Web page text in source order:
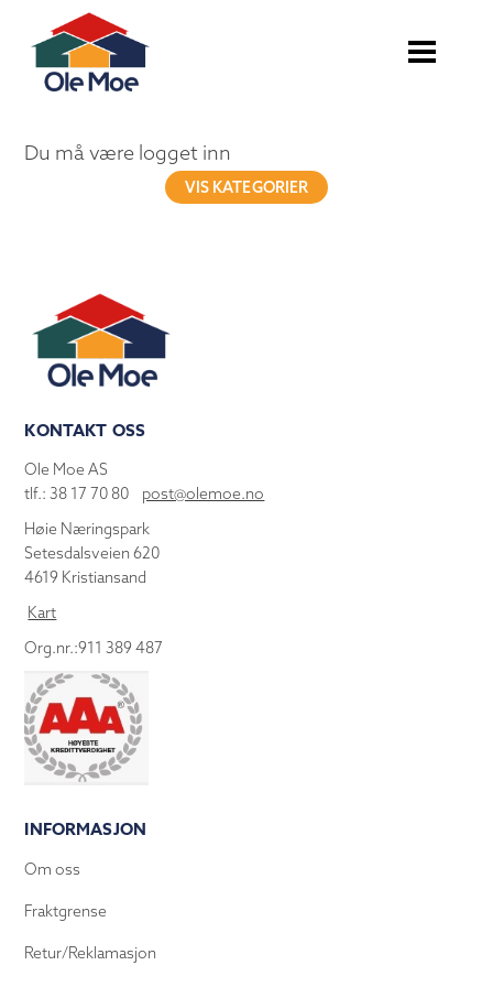
Du må være logget inn
VIS KATEGORIER
KONTAKT OSS
Ole Moe AS
tlf.: 38 17 70 80 post@olemoe.no
Høie Næringspark
Setesdalsveien 620
4619 Kristiansand
Kart
Org.nr.:911 389 487
INFORMASJON
Om oss
Fraktgrense
Retur/Reklamasjon